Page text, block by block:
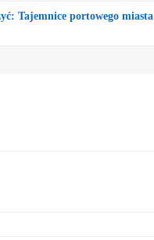
Tajemnice portowego miasta